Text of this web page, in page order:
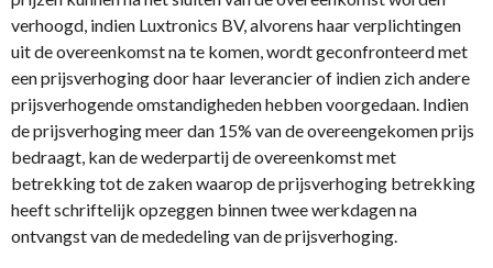
verhoogd, indien Luxtronics BV, alvorens haar verplichtingen
uit de overeenkomst na te komen, wordt geconfronteerd met
een prijsverhoging door haar leverancier of indien zich andere
prijsverhogende omstandigheden hebben voorgedaan. Indien
de prijsverhoging meer dan 15% van de overeengekomen prijs
bedraagt, kan de wederpartij de overeenkomst met
betrekking tot de zaken waarop de prijsverhoging betrekking
heeft schriftelijk opzeggen binnen twee werkdagen na
ontvangst van de mededeling van de prijsverhoging.